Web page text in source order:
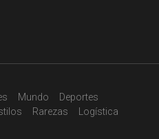
Mundo
Deportes
Rarezas Logística